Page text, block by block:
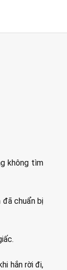
không tìm
đã chuẩn bị
hắn rời đi,